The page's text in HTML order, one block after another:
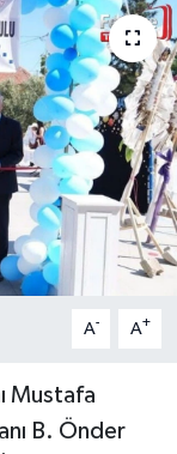
A- A+
Mustafa
B. Önder